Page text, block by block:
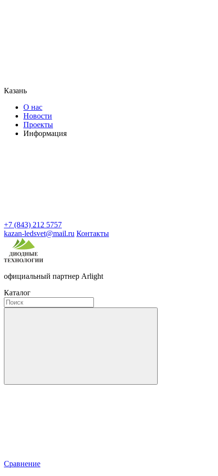
Казань
О нас
Новости
Проекты
Информация
+7 (843) 212 5757
kazan-ledsvet@mail.ru Контакты
официальный партнер Arlight
Каталог
Сравнение